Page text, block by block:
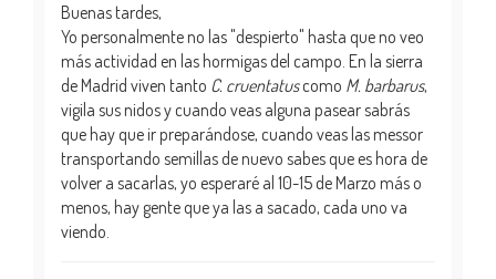
Buenas tardes,
Yo personalmente no las "despierto" hasta que no veo
más actividad en las hormigas del campo. En la sierra
de Madrid viven tanto C. cruentatuscomo M. barbarus,
vigila sus nidos y cuando veas alguna pasear sabrás
que hay que ir preparándose, cuando veas las messor
transportando semillas de nuevo sabes que es hora de
volver a sacarlas, yo esperaré al 10-15 de Marzo más o
menos, hay gente que ya las a sacado, cada uno va
viendo.